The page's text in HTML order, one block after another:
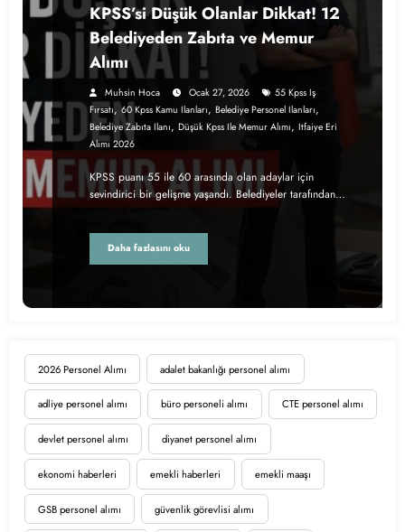
2026 Personel Alımı adalet bakanlığı personel alımı
adliye personel alımı büro personeli alımı CTE personel alımı
devlet personel alımı diyanet personel alımı
ekonomi haberleri emekli haberleri emekli maaşı
GSB personel alımı güvenlik görevlisi alımı
KPSS’si Düşük Olanlar Dikkat! 12
Belediyeden Zabıta ve Memur
Alımı
Muhsin Hoca Ocak 27, 2026
55 Kpss Iş
Fırsatı,60 Kpss Kamu Ilanları, Belediye Personel Ilanları,
Belediye Zabıta Ilanı, Düşük Kpss Ile Memur Alımı, Itfaiye Eri
Alımı 2026
KPSS puanı 55 ile 60 arasında olan adaylar için
sevindirici bir gelişme yaşandı. Belediyeler tarafından…
Daha fazlasını oku